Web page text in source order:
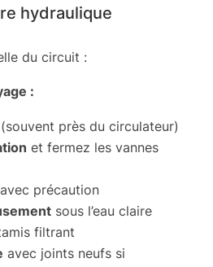
hydraulique
du circuit :
:
(souvent près du circulateur)
et fermez les vannes
avec précaution
sous l’eau claire
filtrant
avec joints neufs si